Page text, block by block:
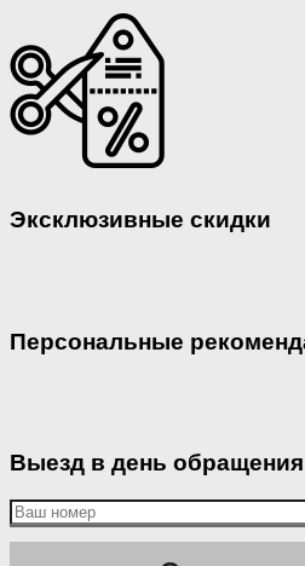
Эксклюзивные скидки
Персональные
Выезд в день обращения